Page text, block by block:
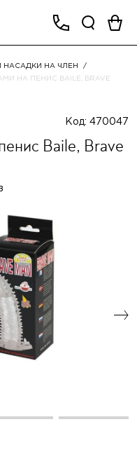
НАСАДКИ НА ЧЛЕН
НА ПЕНИС BAILE, BRAVE
Код: 470047
Baile, Brave